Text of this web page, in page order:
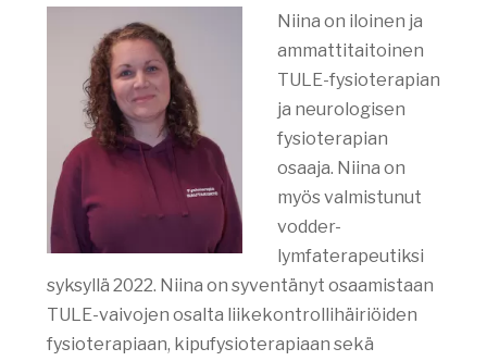
Niina on iloinen ja
ammattitaitoinen
TULE-fysioterapian
ja neurologisen
fysioterapian
osaaja. Niina on
myös valmistunut
vodder-
lymfaterapeutiksi
syksyllä 2022. Niina on syventänyt osaamistaan
TULE-vaivojen osalta liikekontrollihäiriöiden
fysioterapiaan, kipufysioterapiaan sekä